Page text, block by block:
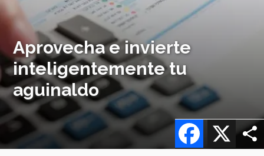
Aprovecha e invierte
inteligentemente tu
aguinaldo
X
Facebook